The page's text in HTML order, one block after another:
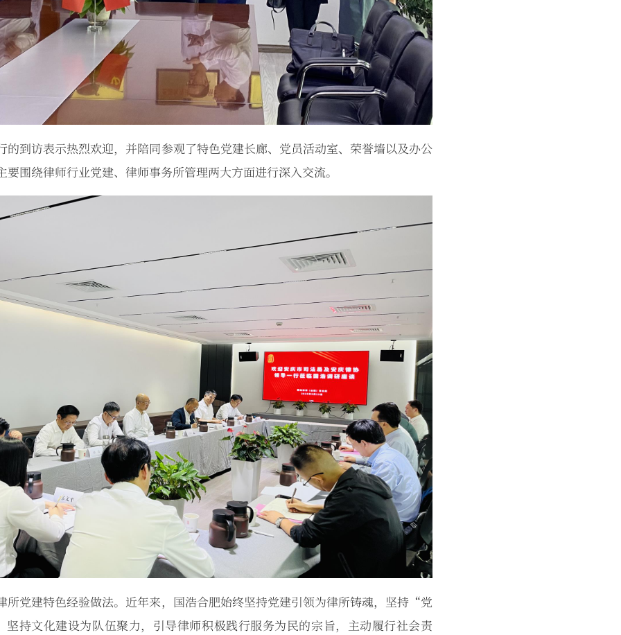
的到访表示热烈欢迎，并陪同参观了特色党建长廊、党员活动室、荣誉墙以及办公
围绕律师行业党建、律师事务所管理两大方面进行深入交流。
所党建特色经验做法。近年来，国浩合肥始终坚持党建引领为律所铸魂，坚持“党
持文化建设为队伍聚力，引导律师积极践行服务为民的宗旨，主动履行社会责